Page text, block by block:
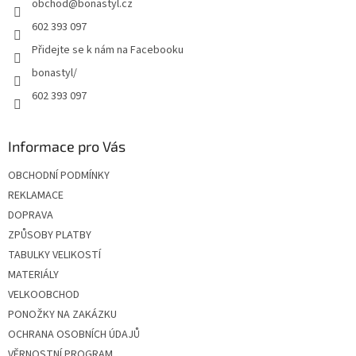
obchod@bonastyl.cz
602 393 097
Přidejte se k nám na Facebooku
bonastyl/
602 393 097
Informace pro Vás
OBCHODNÍ PODMÍNKY
REKLAMACE
DOPRAVA
ZPŮSOBY PLATBY
TABULKY VELIKOSTÍ
MATERIÁLY
VELKOOBCHOD
PONOŽKY NA ZAKÁZKU
OCHRANA OSOBNÍCH ÚDAJŮ